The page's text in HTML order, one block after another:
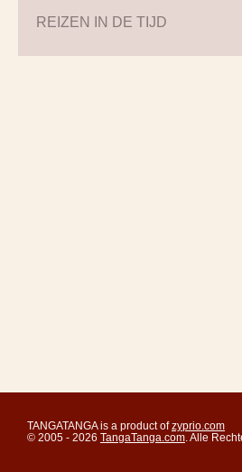
REIZEN IN DE TIJD
TANGATANGA is a product ofzyprio.com
© 2005 - 2026 TangaTanga.com . Alle